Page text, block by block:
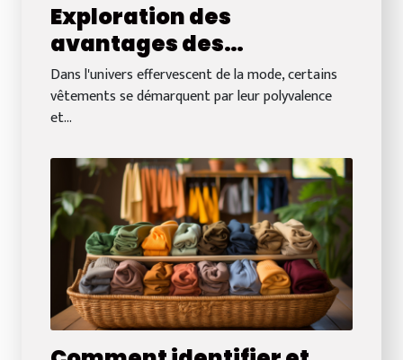
Exploration des
avantages des
combishorts pour
hommes et femmes :
Confort et style réunis
Dans l'univers effervescent de la mode, certains
vêtements se démarquent par leur polyvalence
et...